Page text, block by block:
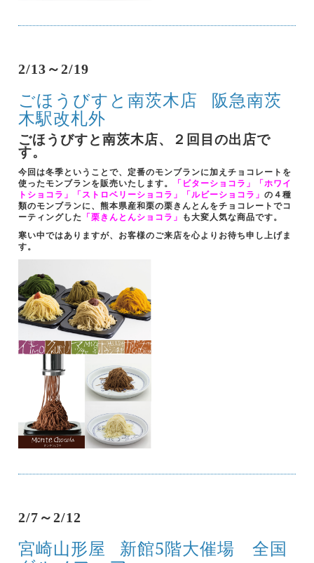
2/13～2/19
ごほうびすと南茨木店 阪急南茨
木駅改札外
ごほうびすと南茨木店、２回目の出店で
す。
今回は冬季ということで、定番のモンブランに加えチョコレートを
使ったモンブランを販売いたします。
「ビターショコラ」「ホワイ
トショコラ」「ストロベリーショコラ」「ルビーショコラ」の４種
類のモンブランに、熊本県産和栗の栗きんとんをチョコレートでコ
ーティングした
「栗きんとんショコラ」
も大変人気な商品です。
寒い中ではありますが、お客様のご来店を心よりお待ち申し上げま
す。
2/7～2/12
宮崎山形屋 新館5階大催場 全国